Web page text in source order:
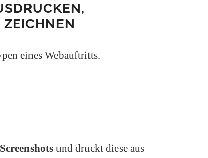
eines Webauftritts.
und druckt diese aus